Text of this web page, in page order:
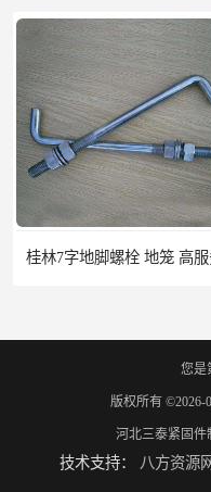
桂林7字地脚螺栓 地笼 高
您是
版权所有 ©2026-
河北三泰紧固件
技术支持： 八方资源